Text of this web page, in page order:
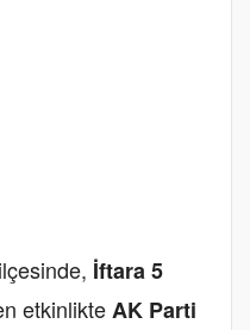
İftara 5
etkinlikteAK Parti